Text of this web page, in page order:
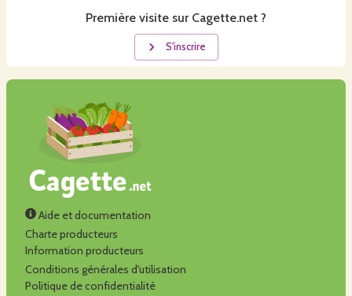
Première visite sur Cagette.net ?
S'inscrire
Aide et documentation
Charte producteurs
Information producteurs
Conditions générales d'utilisation
Politique de confidentialité